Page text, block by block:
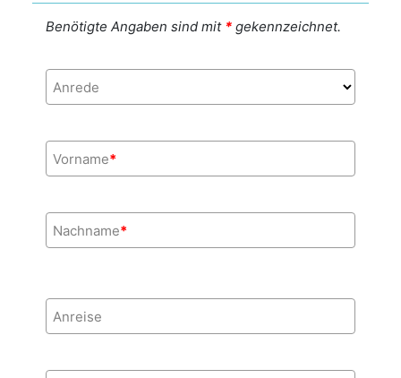
Benötigte Angaben sind mit *gekennzeichnet.
Anrede
Vorname*
Nachname*
Anreise